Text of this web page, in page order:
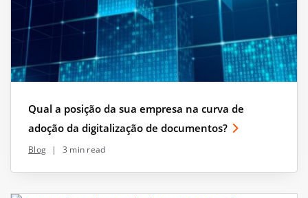
Qual a posição da sua empresa na curva de
adoção da digitalização de documentos?
Blog | 3 min read